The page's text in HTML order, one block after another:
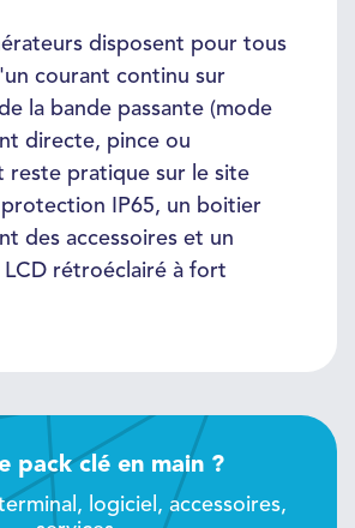
disposent pour tous
courant continu sur
la bande passante (mode
directe, pince ou
reste pratique sur le site
IP65, un boitier
des accessoires et un
LCD rétroéclairé à fort
pack clé en main ?
logiciel, accessoires,